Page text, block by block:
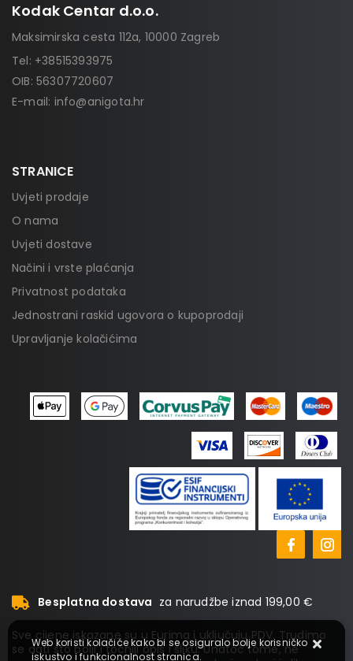
Kodak Centar d.o.o.
Maksimirska cesta 112a, 10000 Zagreb
Tel: +38515393975
OIB: 56307720607
E-mail: info@anigota.hr
STRANICE
Uvjeti prodaje
O nama
Uvjeti dostave
Načini i vrste plaćanja
Privatnost podataka
Jednostrani raskid ugovora o kupoprodaji
Upravljanje kolačićima
Besplatna dostava za narudžbe iznad 199,00 €
Sve cijene iskazane su u Eurima i uključuju PDV. Trudimo
se dati što bolji i točniji opis i sliku. Unatoč tome, ne
Web koristi kolačiće kako bi se osiguralo bolje korisničko
iskustvo i funkcionalnost stranica.